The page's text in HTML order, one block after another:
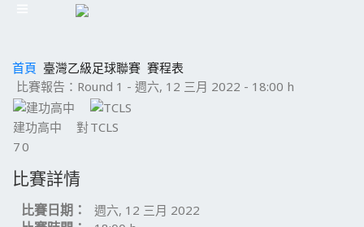
首頁 臺灣乙級足球聯賽 賽程表
比賽報告：Round 1 - 週六, 12 三月 2022 - 18:00 h
建功高中 對TCLS
70
比賽詳情
比賽日期： 週六, 12 三月 2022